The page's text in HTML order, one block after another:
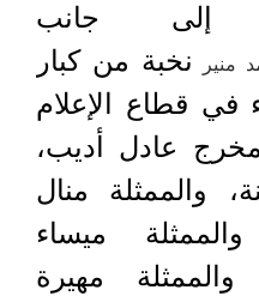
إلى جانب
منير
نخبة من كبار
في قطاع الإعلام
عادل أديب،
والممثلة منال
ميساء
والممثلة مهيرة